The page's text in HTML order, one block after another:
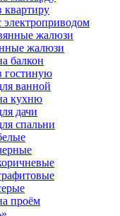
жалюзи
жалюзи
балкон
гостиную
ванной
кухню
дачи
спальни
проём